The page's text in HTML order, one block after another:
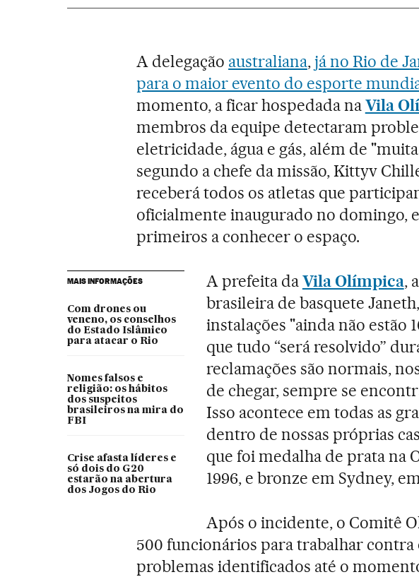
A delegação australiana,já no Rio de
para o maior evento do esporte
momento, a ficar hospedada naVila
membros da equipe detectaram
eletricidade, água e gás, além de
segundo a chefe da missão, Kittyv
receberá todos os atletas que
oficialmente inaugurado no domingo,
primeiros a conhecer o espaço.
MAIS INFORMAÇÕES
Com drones ou
veneno, os conselhos
do Estado Islâmico
para atacar o Rio
Nomes falsos e
religião: os hábitos
dos suspeitos
brasileiros na mira do
FBI
Crise afasta líderes e
só dois do G20
estarão na abertura
dos Jogos do Rio
A prefeita daVila Olímpica,
brasileira de basquete
instalações "ainda não estão
que tudo “será resolvido”
reclamações são normais,
de chegar, sempre se
Isso acontece em todas as
dentro de nossas próprias
que foi medalha de prata na
1996, e bronze em Sydney,
Após o incidente, o Comitê
500 funcionários para trabalhar contra
problemas identificados até o